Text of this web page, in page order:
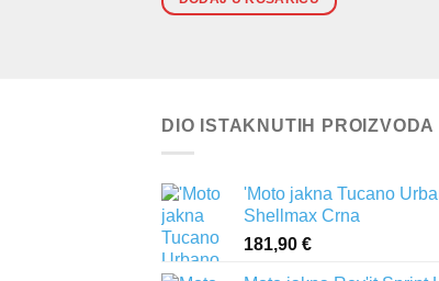
DIO ISTAKNUTIH PROIZVODA
'Moto jakna Tucano
Shellmax Crna
181,90 €